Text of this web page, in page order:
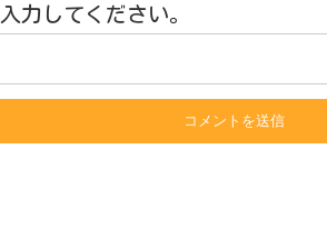
力してください。